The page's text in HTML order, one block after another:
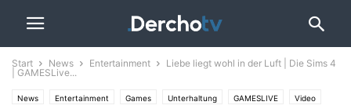
Start News Entertainment
Liebe liegt wohl in der Luft | Die Sims 4
| GAMESLive...
News Entertainment Games Unterhaltung GAMESLIVE Video